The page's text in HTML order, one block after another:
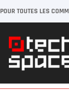
POUR TOUTES LES